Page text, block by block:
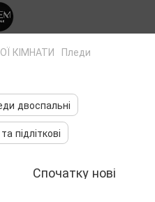
КІМНАТИ Пледи
двоспальні
підліткові
Спочатку нові